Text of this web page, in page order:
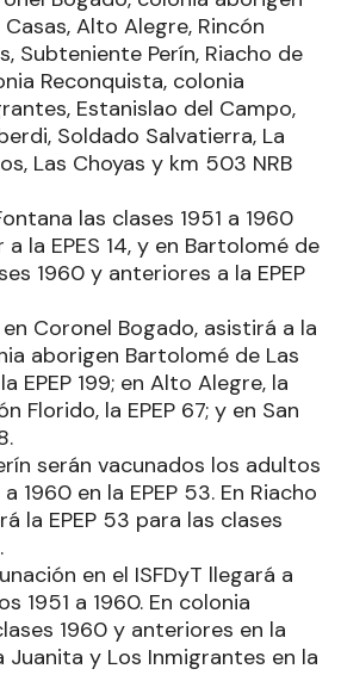
Alto Alegre, Rincón
Subteniente Perín, Riacho de
Reconquista, colonia
Estanislao del Campo,
Soldado Salvatierra, La
Las Choyas y km 503 NRB
las clases 1951 a 1960
la EPES 14, y en Bartolomé de
1960 y anteriores a la EPEP
Coronel Bogado, asistirá a la
aborigen Bartolomé de Las
EPEP 199; en Alto Alegre, la
Florido, la EPEP 67; y en San
serán vacunados los adultos
1960 en la EPEP 53. En Riacho
la EPEP 53 para las clases
en el ISFDyT llegará a
1951 a 1960. En colonia
1960 y anteriores en la
Juanita y Los Inmigrantes en la